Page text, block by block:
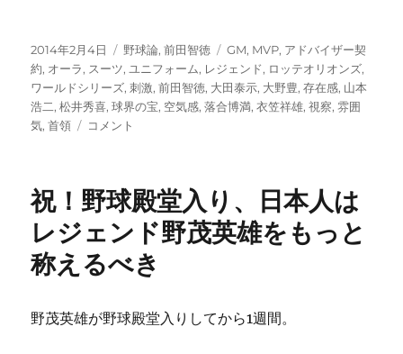
野
の
記
投
稿
日:
2014年2月4日
カ
テ
ゴ
リ
ー
野球論,前田智徳
タ
グ
GM, MVP, アドバイザー契
約, オーラ, スーツ, ユニフォーム, レジェンド, ロッテオリオンズ,
ワールドシリーズ,刺激,前田智徳, 大田泰示, 大野豊,存在感, 山本
浩二,松井秀喜,球界の宝, 空気感,落合博満,衣笠祥雄,視察,雰囲
気,首領
巨
井
喜、
中
日
落
コメント
祝！野球殿堂入り、日本人は
レジェンド野茂英雄をもっと
称えるべき
野茂英雄が野球殿堂入りしてから1週間。